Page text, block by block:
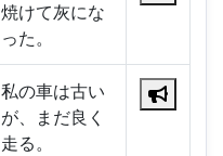
焼けて灰にな
った。
私の車は古い
が、まだ良く
走る。